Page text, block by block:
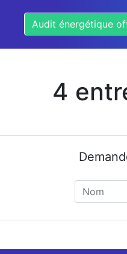
Audit énergétique
4